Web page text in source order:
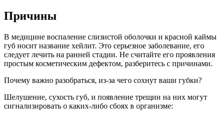
Причины
В медицине воспаление слизистой оболочки и красной каймы
губ носит название хейлит. Это серьезное заболевание, его
следует лечить на ранней стадии. Не считайте его проявления
простым косметическим дефектом, разберитесь с причинами.
Почему важно разобраться, из-за чего сохнут ваши губки?
Шелушение, сухость губ, и появление трещин на них могут
сигнализировать о каких-либо сбоях в организме: